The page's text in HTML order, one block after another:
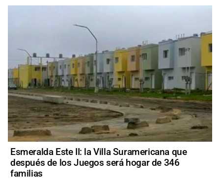
Esmeralda Este II: la Villa Suramericana que
después de los Juegos será hogar de 346
familias